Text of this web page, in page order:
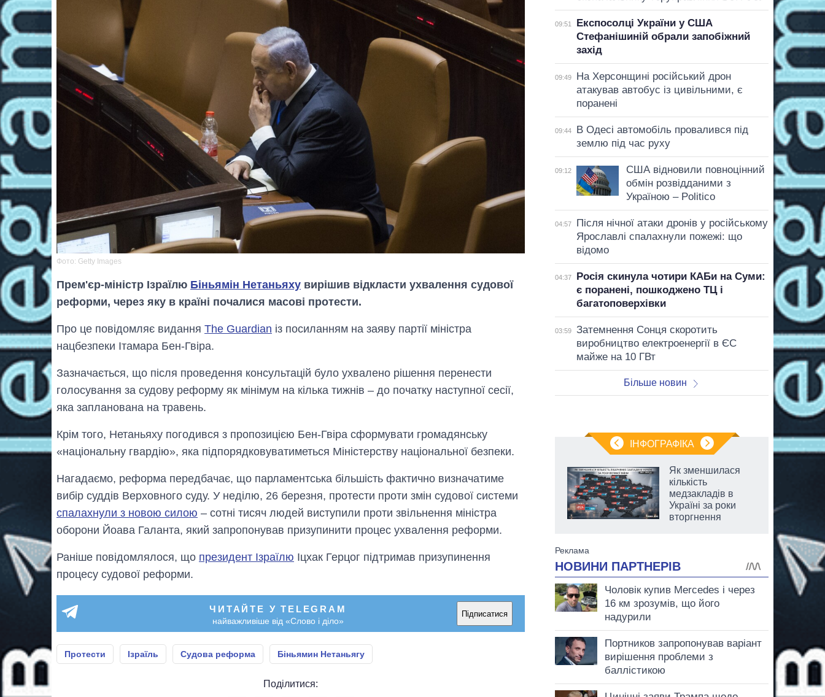
Фото: Getty Images
Прем'єр-міністр Ізраїлю Біньямін Нетаньяху вирішив відкласти ухвалення судової
реформи, через яку в країні почалися масові протести.
Про це повідомляє видання The Guardian із посиланням на заяву партії міністра
нацбезпеки Ітамара Бен-Гвіра.
Зазначається, що після проведення консультацій було ухвалено рішення перенести
голосування за судову реформу як мінімум на кілька тижнів – до початку наступної сесії,
яка запланована на травень.
Крім того, Нетаньяху погодився з пропозицією Бен-Гвіра сформувати громадянську
«національну гвардію», яка підпорядковуватиметься Міністерству національної безпеки.
Нагадаємо, реформа передбачає, що парламентська більшість фактично визначатиме
вибір суддів Верховного суду. У неділю, 26 березня, протести проти змін судової системи
спалахнули з новою силою – сотні тисяч людей виступили проти звільнення міністра
оборони Йоава Галанта, який запропонував призупинити процес ухвалення реформи.
Раніше повідомлялося, що президент Ізраїлю Іцхак Герцог підтримав призупинення
процесу судової реформи.
ЧИТАЙТЕ У TELEGRAM
найважливіше від «Слово і діло»
Підписатися
Протести Ізраїль Судова реформа Біньямин Нетаньягу
Поділитися:
09:51
Експосолці України у США
Стефанішиній обрали запобіжний
захід
09:49
На Херсонщині російський дрон
атакував автобус із цивільними, є
поранені
09:44
В Одесі автомобіль провалився під
землю під час руху
09:12
США відновили повноцінний
обмін розвідданими з
Україною – Politico
04:57
Після нічної атаки дронів у російському
Ярославлі спалахнули пожежі: що
відомо
04:37
Росія скинула чотири КАБи на Суми:
є поранені, пошкоджено ТЦ і
багатоповерхівки
03:59
Затемнення Сонця скоротить
виробництво електроенергії в ЄС
майже на 10 ГВт
Більше новин
ІНФОГРАФІКА
вирощували в
Україні до і під час
Як зменшилася
кількість
медзакладів в
Україні за роки
вторгнення